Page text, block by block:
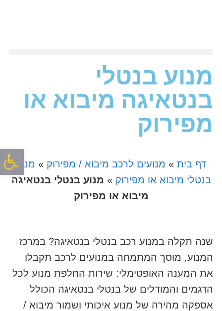
מנוע בנטלי
בנטאיגה מיבוא או
מפירוק
דף בית» מנועים לרכב מיבוא / מפירוק» מנוע
בנטלי מיבוא או מפירוק» מנוע בנטלי בנטאיגה
מיבוא או מפירוק
שנה תקלה במנוע רכב בנטלי בנטאיגה? במרכז
המנוע, מוסך המתמחה במנועים לרכב תקבלו
את המענה האופטימלי: שירות החלפת מנוע לכל
הדגמים והמודלים של בנטלי בנטאיגה הכולל
אספקה מהירה של מנוע איכותי ושמור מיבוא /
פתח